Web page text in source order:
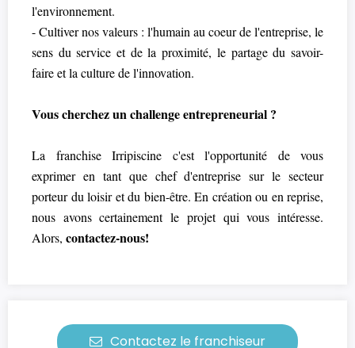
l'environnement.
- Cultiver nos valeurs : l'humain au coeur de l'entreprise, le
sens du service et de la proximité, le partage du savoir-
faire et la culture de l'innovation.
Vous cherchez un challenge entrepreneurial ?
La franchise Irripiscine c'est l'opportunité de vous
exprimer en tant que chef d'entreprise sur le secteur
porteur du loisir et du bien-être. En création ou en reprise,
nous avons certainement le projet qui vous intéresse.
Alors, contactez-nous!
Contactez le franchiseur